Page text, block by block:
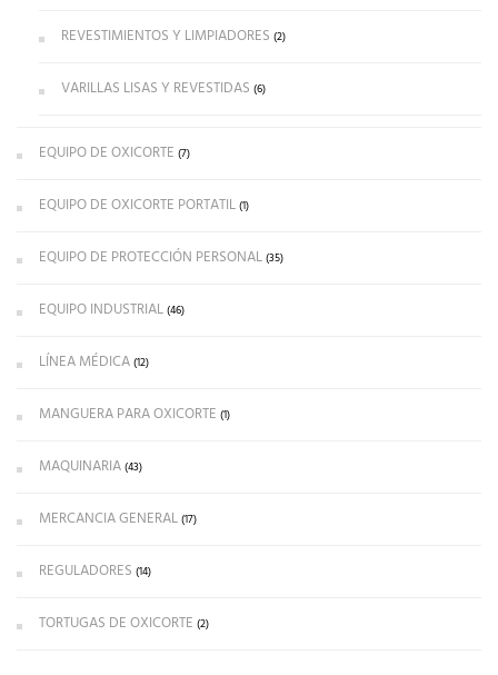
REVESTIMIENTOS Y LIMPIADORES (2)
VARILLAS LISAS Y REVESTIDAS (6)
EQUIPO DE OXICORTE (7)
EQUIPO DE OXICORTE PORTATIL(1)
EQUIPO DE PROTECCIÓN PERSONAL(35)
EQUIPO INDUSTRIAL(46)
LÍNEA MÉDICA(12)
MANGUERA PARA OXICORTE (1)
MAQUINARIA(43)
MERCANCIA GENERAL(17)
REGULADORES (14)
TORTUGAS DE OXICORTE (2)